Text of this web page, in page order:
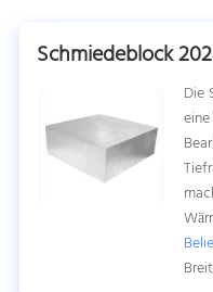
Schmiedeblock
Die